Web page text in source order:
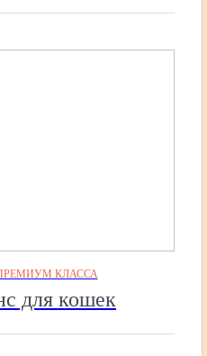
КЛАССА
для кошек